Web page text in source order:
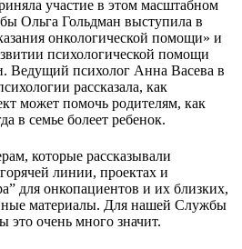
участие в этом масштабном
Ольга Гольдман выступила в
онкологической помощи» и
психологической помощи
Ведущий психолог Анна Васева в
рассказала, как
может помочь родителям, как
в семье болеет ребенок.
которые рассказывали
линии, проектах и
для онкопациентов и их близких,
материалы. Для нашей Службы
это очень много значит.